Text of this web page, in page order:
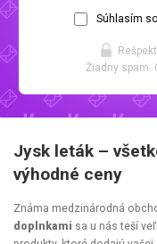
Súhlasím
Žiadny spam.
Jysk leták –
výhodné ceny
Známa medzinárodná
doplnkami sa u nás teší